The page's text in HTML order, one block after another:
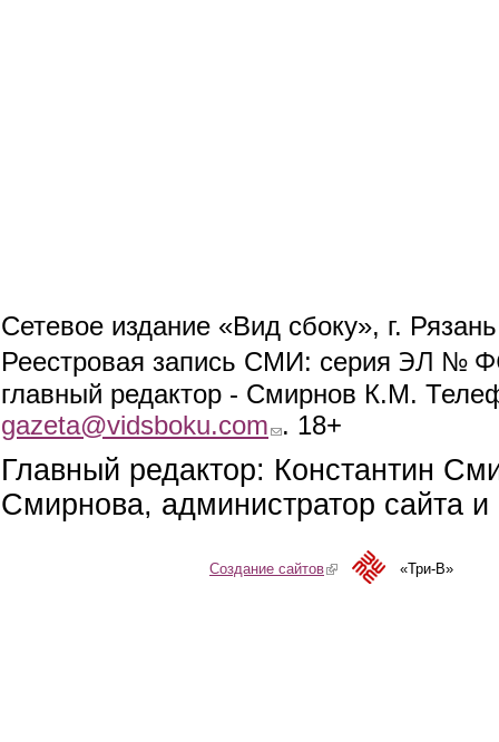
Сетевое издание «Вид сбоку», г.
Реестровая запись СМИ: серия ЭЛ №
главный редактор - Смирнов К.М.
gazeta@vidsboku.com (link sends e-mail)
. 18+
Главный редактор: Константин
Смирнова, администратор сайта
Создание сайтов(link is external)«Три-В»